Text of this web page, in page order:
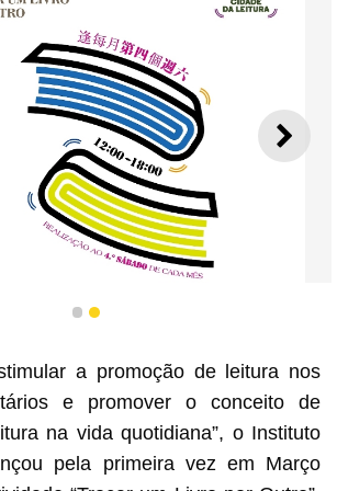
1 2
a promoção de leitura nos
e promover o conceito de
na vida quotidiana”, o Instituto
pela primeira vez em Março